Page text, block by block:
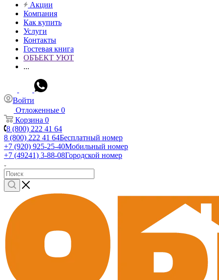
Акции
Компания
Как купить
Услуги
Контакты
Гостевая книга
ОБЪЕКТ УЮТ
...
Войти
Отложенные 0
Корзина 0
8 (800) 222 41 64
8 (800) 222 41 64Бесплатный номер
+7 (920) 925-25-40Мобильный номер
+7 (49241) 3-88-08Городской номер